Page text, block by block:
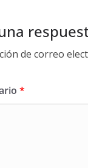
de correo
*